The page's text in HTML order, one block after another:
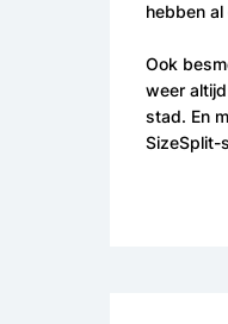
hebben
Ook
weer
stad. En
SizeSplit-